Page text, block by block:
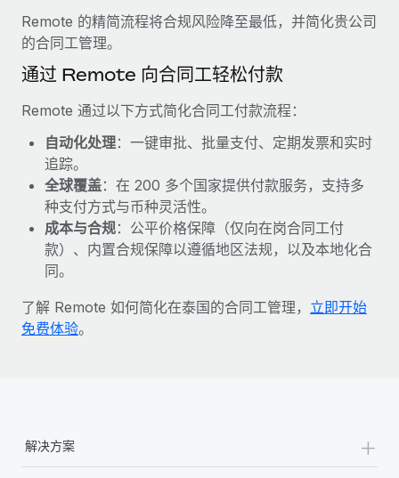
轻松搬迁员工
福利
轻松管理员工福利
Reverse Tech at a glance Health and wellness startup,
Reverse Tech, partnered with Remote to manage...
了解更多
What a Workday global payroll implementation
actually looks like
Most teams hear "payroll implementation" and picture a
six-month project with a dedicated team....
了解更多
Remote 的精简流程将合规风险降至最低，并简化贵公司
的合同工管理。
通过 Remote 向合同工轻松付款
Remote 通过以下方式简化合同工付款流程：
自动化处理：一键审批、批量支付、定期发票和实时
追踪。
全球覆盖：在 200 多个国家提供付款服务，支持多
种支付方式与币种灵活性。
成本与合规：公平价格保障（仅向在岗合同工付
款）、内置合规保障以遵循地区法规，以及本地化合
同。
了解 Remote 如何简化在泰国的合同工管理， 立即开始
免费体验。
解决方案 +